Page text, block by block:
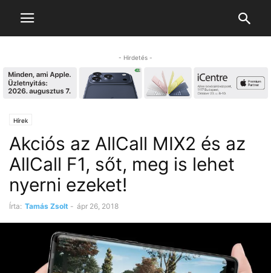
- Hirdetés -
Hírek
Akciós az AllCall MIX2 és az
AllCall F1, sőt, meg is lehet
nyerni ezeket!
Írta: Tamás Zsolt - ápr 26, 2018